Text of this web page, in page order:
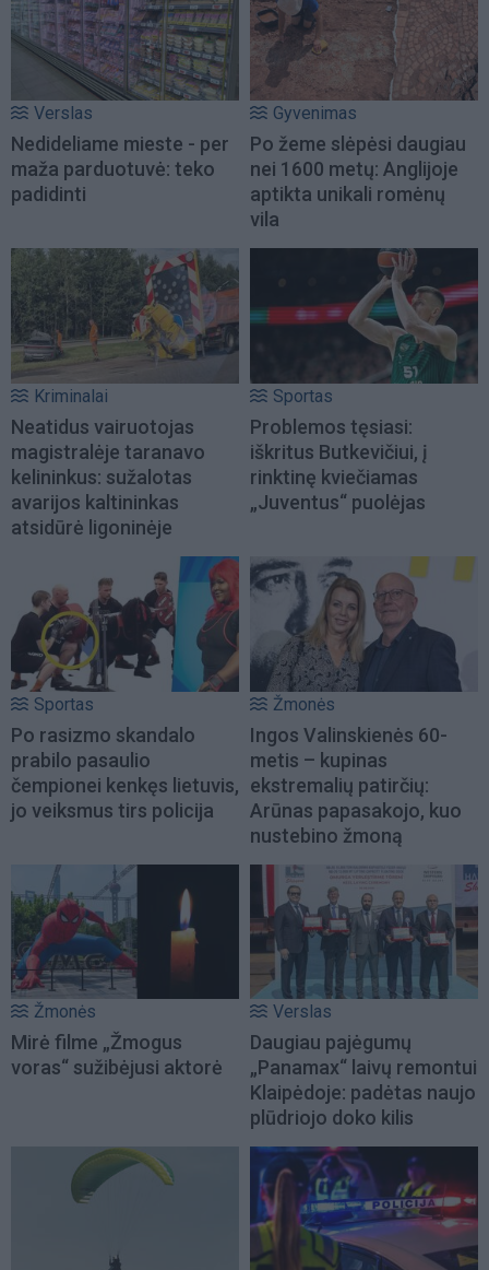
Verslas
Nedideliame mieste - per
maža parduotuvė: teko
padidinti
Gyvenimas
Po žeme slėpėsi daugiau
nei 1600 metų: Anglijoje
aptikta unikali romėnų
vila
Kriminalai
Neatidus vairuotojas
magistralėje taranavo
kelininkus: sužalotas
avarijos kaltininkas
atsidūrė ligoninėje
Sportas
Problemos tęsiasi:
iškritus Butkevičiui, į
rinktinę kviečiamas
„Juventus“ puolėjas
Sportas
Po rasizmo skandalo
prabilo pasaulio
čempionei kenkęs lietuvis,
jo veiksmus tirs policija
Žmonės
Ingos Valinskienės 60-
metis – kupinas
ekstremalių patirčių:
Arūnas papasakojo, kuo
nustebino žmoną
Žmonės
Mirė filme „Žmogus
voras“ sužibėjusi aktorė
Verslas
Daugiau pajėgumų
„Panamax“ laivų remontui
Klaipėdoje: padėtas naujo
plūdriojo doko kilis